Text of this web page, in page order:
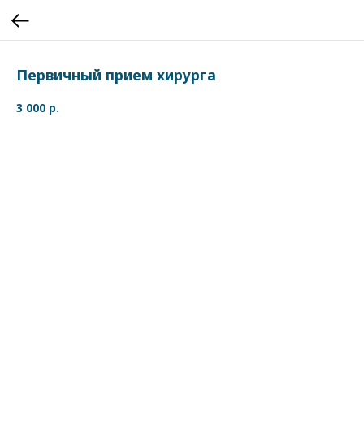
Первичный прием хирурга
3 000 р.